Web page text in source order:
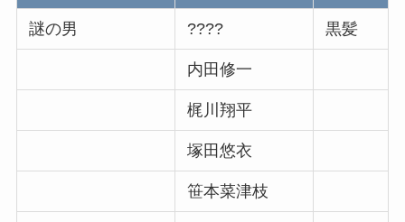
謎の男 ???? 黒髪
内田修一
梶川翔平
塚田悠衣
笹本菜津枝